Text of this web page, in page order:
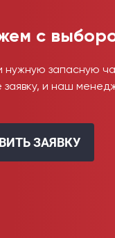
с
нужную запасную
заявку, и наш
ЗАЯВКУ